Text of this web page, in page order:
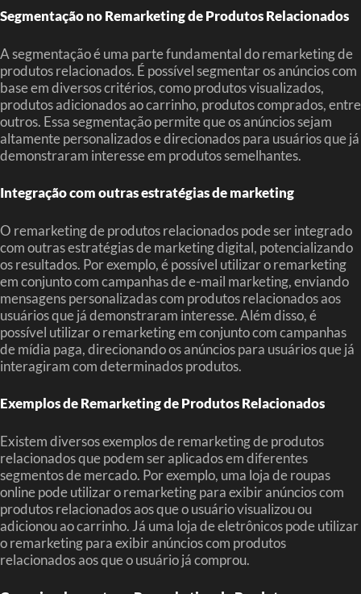
Segmentação no Remarketing de Produtos Relacionados
A segmentação é uma parte fundamental do remarketing de
produtos relacionados. É possível segmentar os anúncios com
base em diversos critérios, como produtos visualizados,
produtos adicionados ao carrinho, produtos comprados, entre
outros. Essa segmentação permite que os anúncios sejam
altamente personalizados e direcionados para usuários que já
demonstraram interesse em produtos semelhantes.
Integração com outras estratégias de marketing
O remarketing de produtos relacionados pode ser integrado
com outras estratégias de marketing digital, potencializando
os resultados. Por exemplo, é possível utilizar o remarketing
em conjunto com campanhas de e-mail marketing, enviando
mensagens personalizadas com produtos relacionados aos
usuários que já demonstraram interesse. Além disso, é
possível utilizar o remarketing em conjunto com campanhas
de mídia paga, direcionando os anúncios para usuários que já
interagiram com determinados produtos.
Exemplos de Remarketing de Produtos Relacionados
Existem diversos exemplos de remarketing de produtos
relacionados que podem ser aplicados em diferentes
segmentos de mercado. Por exemplo, uma loja de roupas
online pode utilizar o remarketing para exibir anúncios com
produtos relacionados aos que o usuário visualizou ou
adicionou ao carrinho. Já uma loja de eletrônicos pode utilizar
o remarketing para exibir anúncios com produtos
relacionados aos que o usuário já comprou.